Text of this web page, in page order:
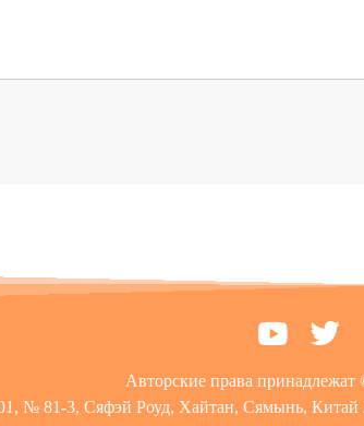
Авторские права
№ 81-3, Сяфэй Роуд, Хайтан, Сямынь, Китай